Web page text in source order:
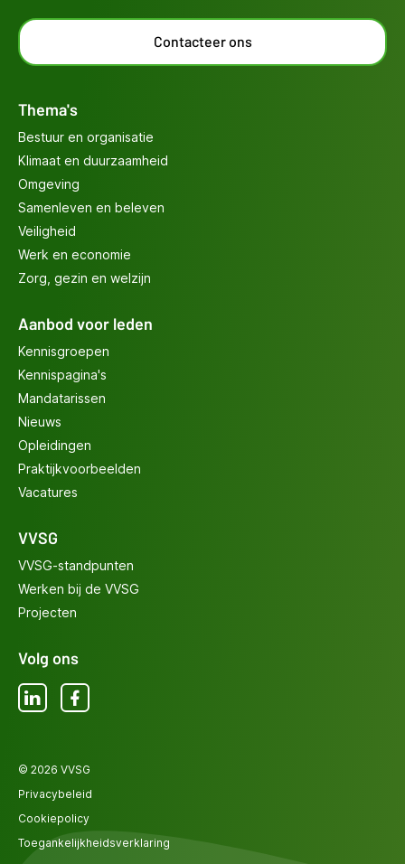
Contacteer ons
Thema's
Bestuur en organisatie
Klimaat en duurzaamheid
Omgeving
Samenleven en beleven
Veiligheid
Werk en economie
Zorg, gezin en welzijn
Aanbod voor leden
Kennisgroepen
Kennispagina's
Mandatarissen
Nieuws
Opleidingen
Praktijkvoorbeelden
Vacatures
VVSG
VVSG-standpunten
Werken bij de VVSG
Projecten
Volg ons
LinkedInFacebook
© 2026 VVSG
Privacybeleid
Cookiepolicy
Toegankelijkheidsverklaring